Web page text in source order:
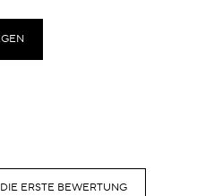
ERSTE BEWERTUNG